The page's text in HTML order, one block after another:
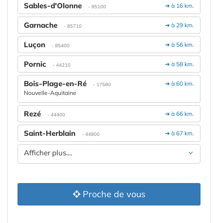
➔ à 16 km.
Sables-d'Olonne - 85100
➔ à 29 km.
Garnache - 85710
➔ à 56 km.
Luçon - 85400
➔ à 58 km.
Pornic - 44210
➔ à 60 km.
Bois-Plage-en-Ré - 17580
Nouvelle-Aquitaine
➔ à 66 km.
Rezé - 44400
➔ à 67 km.
Saint-Herblain - 44800
Afficher plus....
Proche de vous